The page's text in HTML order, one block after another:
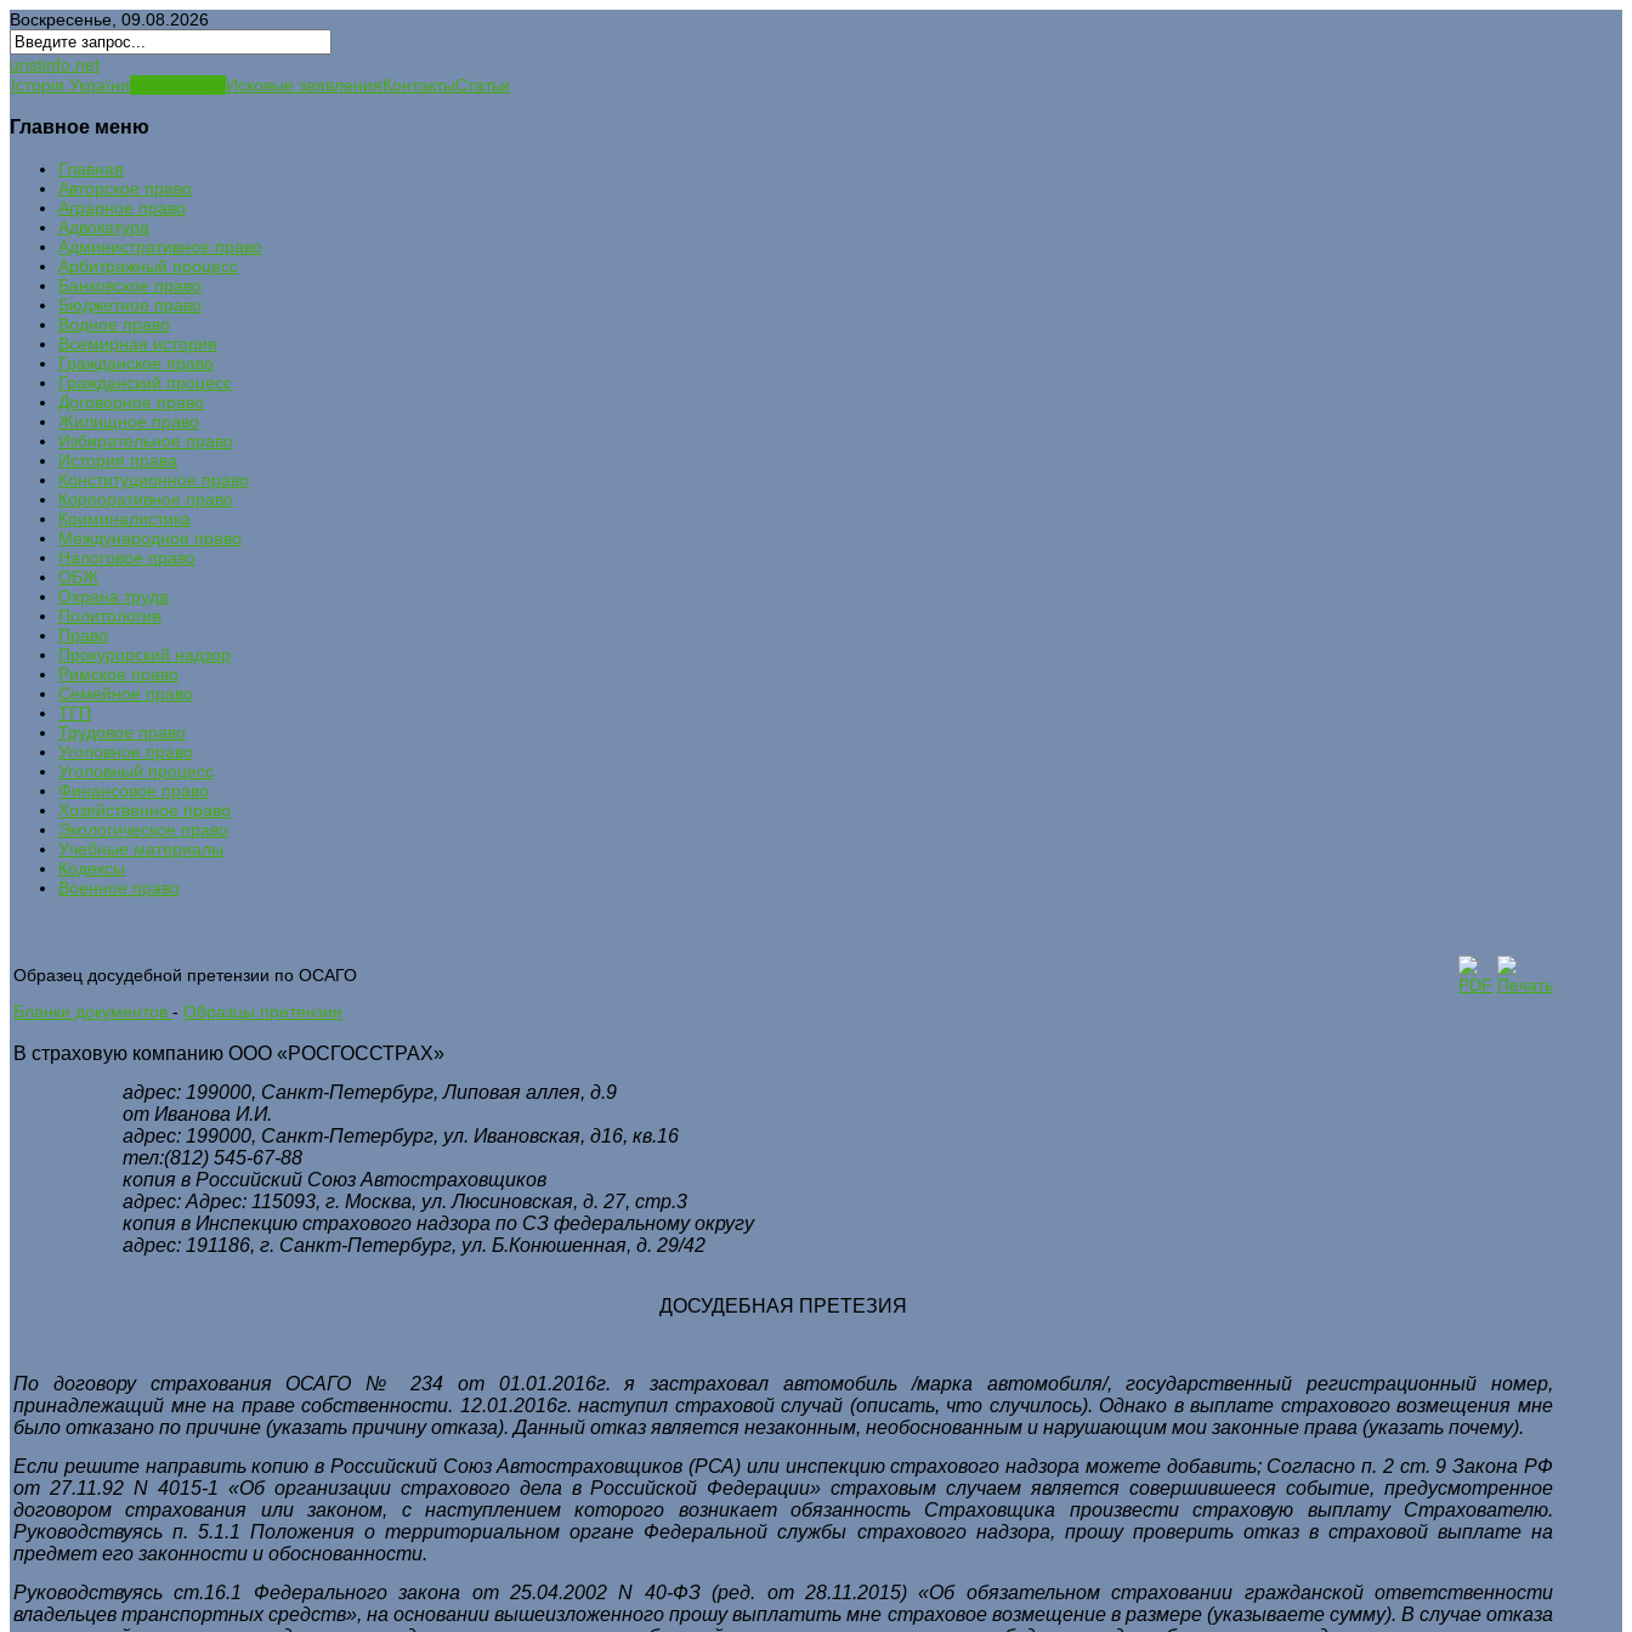
Воскресенье, 09.08.2026
uristinfo.net
Історія України
Исковые заявленияКонтактыСтатьи
Главное меню
Главная
Авторское право
Аграрное право
Адвокатура
Административное право
Арбитражный процесс
Банковское право
Бюджетное право
Водное право
Всемирная история
Гражданское право
Гражданский процесс
Договорное право
Жилищное право
Избирательное право
История права
Конституционное право
Корпоративное право
Криминалистика
Международное право
Налоговое право
ОБЖ
Охрана труда
Политология
Право
Прокурорский надзор
Римское право
Семейное право
ТГП
Трудовое право
Уголовное право
Уголовный процесс
Финансовое право
Хозяйственное право
Экологическое право
Учебные материалы
Кодексы
Военное право
Образец досудебной претензии по ОСАГО
Бланки документов - Образцы претензии
В страховую компанию ООО «РОСГОССТРАХ»
адрес: 199000, Санкт-Петербург, Липовая аллея, д.9
от Иванова И.И.
адрес: 199000, Санкт-Петербург, ул. Ивановская, д16, кв.16
тел:(812) 545-67-88
копия в Российский Союз Автостраховщиков
адрес: Адрес: 115093, г. Москва, ул. Люсиновская, д. 27, стр.3
копия в Инспекцию страхового надзора по СЗ федеральному округу
адрес: 191186, г. Санкт-Петербург, ул. Б.Конюшенная, д. 29/42
ДОСУДЕБНАЯ ПРЕТЕЗИЯ
По договору страхования ОСАГО № 234 от 01.01.2016г. я застраховал автомобиль /марка автомобиля/, государственный регистрационный номер,
принадлежащий мне на праве собственности. 12.01.2016г. наступил страховой случай (описать, что случилось). Однако в выплате страхового возмещения мне
было отказано по причине (указать причину отказа). Данный отказ является незаконным, необоснованным и нарушающим мои законные права (указать почему).
Если решите направить копию в Российский Союз Автостраховщиков (РСА) или инспекцию страхового надзора можете добавить; Согласно п. 2 ст. 9 Закона РФ
от 27.11.92 N 4015-1 «Об организации страхового дела в Российской Федерации» страховым случаем является совершившееся событие, предусмотренное
договором страхования или законом, с наступлением которого возникает обязанность Страховщика произвести страховую выплату Страхователю.
Руководствуясь п. 5.1.1 Положения о территориальном органе Федеральной службы страхового надзора, прошу проверить отказ в страховой выплате на
предмет его законности и обоснованности.
Руководствуясь ст.16.1 Федерального закона от 25.04.2002 N 40-ФЗ (ред. от 28.11.2015) «Об обязательном страховании гражданской ответственности
владельцев транспортных средств», на основании вышеизложенного прошу выплатить мне страховое возмещение в размере (указываете сумму). В случае отказа